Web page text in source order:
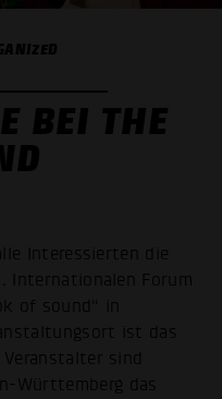
BEI THE
Interessierten die
Internationalen Forum
of sound“ in
ist das
Veranstalter sind
Württemberg das